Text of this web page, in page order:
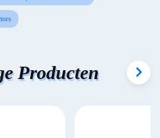
Producten